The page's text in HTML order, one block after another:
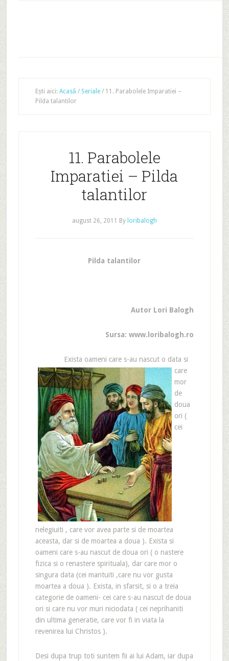
Ești aici: Acasă / Seriale /11. Parabolele Imparatiei –
Pilda talantilor
11. Parabolele
Imparatiei – Pilda
talantilor
august 26, 2011 By loribalogh
Pilda talantilor
Autor Lori Balogh
Sursa: www.loribalogh.ro
Exista oameni care s-au nascut o data si
care
mor
de
doua
ori (
cei
nelegiuiti , care vor avea parte si de moartea
aceasta, dar si de moartea a doua ). Exista si
oameni care s-au nascut de doua ori ( o nastere
fizica si o renastere spirituala), dar care mor o
singura data (cei mantuiti ,care nu vor gusta
moartea a doua ). Exista, in sfarsit, si o a treia
categorie de oameni- cei care s-au nascut de doua
ori si care nu vor muri niciodata ( cei neprihaniti
din ultima generatie, care vor fi in viata la
revenirea lui Christos ).
Desi dupa trup toti suntem fii ai lui Adam, iar dupa